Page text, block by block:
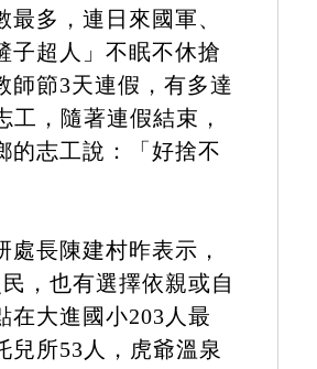
最多，連日來國軍、
子超人」不眠不休搶
師節3天連假，有多達
工，隨著連假結束，
的志工說：「好捨不
處長陳建村昨表示，
，也有選擇依親或自
在大進國小203人最
兒所53人，虎爺溫泉